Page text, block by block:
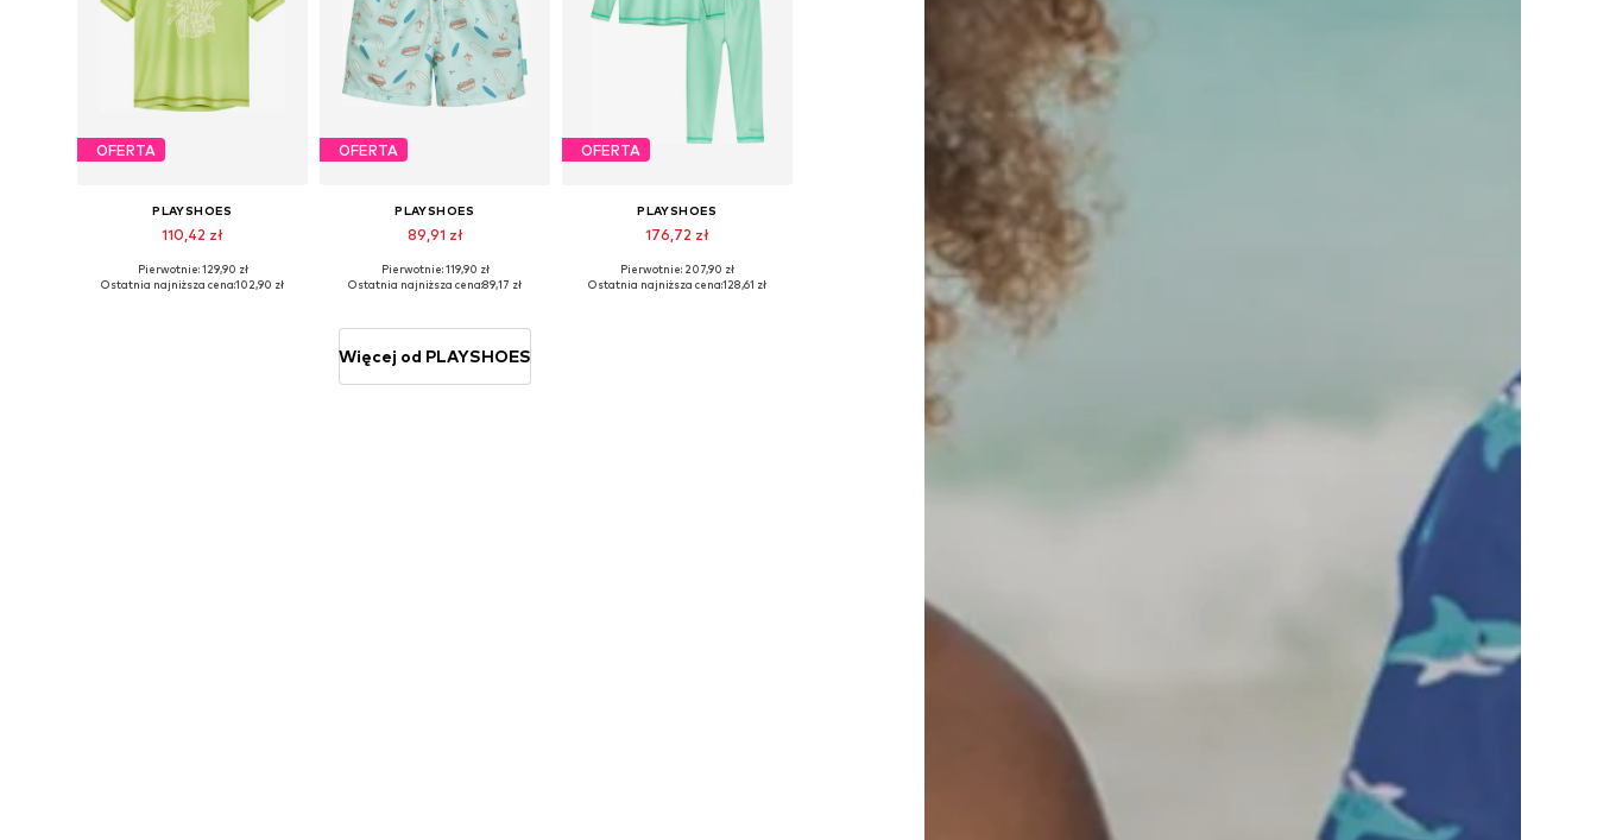
OFERTA
PLAYSHOES
110,42 zł
Dostępne w różnych rozmiarach
Pierwotnie: 129,90 zł
Ostatnia najniższa cena:102,90 zł
OFERTA
PLAYSHOES
89,91 zł
Pierwotnie: 119,90 zł
Ostatnia najniższa cena:89,17 zł
OFERTA
PLAYSHOES
176,72 zł
Pierwotnie: 207,90 zł
Ostatnia najniższa cena:128,61 zł
Więcej od PLAYSHOES